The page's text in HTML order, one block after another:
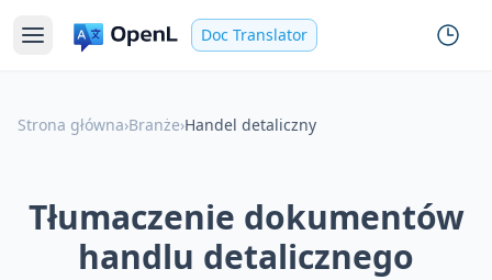
Doc Translator
Strona główna›Branże›Handel detaliczny
Tłumaczenie dokumentów
handlu detalicznego